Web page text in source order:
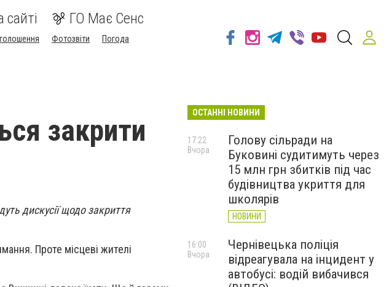
ГО Має Сенс
Фотозвіти
Погода
закрити
дискусії щодо закриття
Проте місцеві жителі
ОСТАННІ НОВИНИ
Голову сільради на
Буковині судитимуть через
15 млн грн збитків під час
будівництва укриття для
школярів
НОВИНИ
17:22
Вчора
Чернівецька поліція
відреагувала на інцидент у
автобусі: водій вибачився
16:00
Вчора